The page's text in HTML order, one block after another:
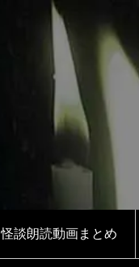
怪談朗読動画まとめ